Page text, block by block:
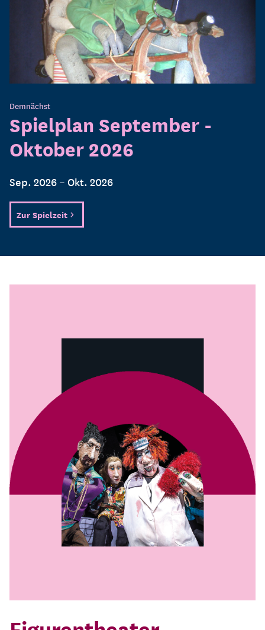
Demnächst
Spielplan September -
Oktober 2026
Sep. 2026 – Okt. 2026
Zur Spielzeit